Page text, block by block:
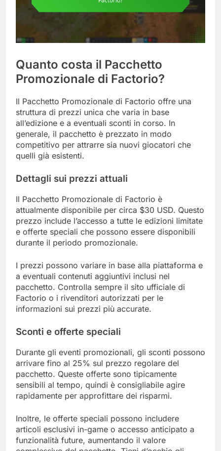
Quanto costa il Pacchetto
Promozionale di Factorio?
Il Pacchetto Promozionale di Factorio offre una
struttura di prezzi unica che varia in base
all’edizione e a eventuali sconti in corso. In
generale, il pacchetto è prezzato in modo
competitivo per attrarre sia nuovi giocatori che
quelli già esistenti.
Dettagli sui prezzi attuali
Il Pacchetto Promozionale di Factorio è
attualmente disponibile per circa $30 USD. Questo
prezzo include l’accesso a tutte le edizioni limitate
e offerte speciali che possono essere disponibili
durante il periodo promozionale.
I prezzi possono variare in base alla piattaforma e
a eventuali contenuti aggiuntivi inclusi nel
pacchetto. Controlla sempre il sito ufficiale di
Factorio o i rivenditori autorizzati per le
informazioni sui prezzi più accurate.
Sconti e offerte speciali
Durante gli eventi promozionali, gli sconti possono
arrivare fino al 25% sul prezzo regolare del
pacchetto. Queste offerte sono tipicamente
sensibili al tempo, quindi è consigliabile agire
rapidamente per approfittare dei risparmi.
Inoltre, le offerte speciali possono includere
articoli esclusivi in-game o accesso anticipato a
funzionalità future, aumentando il valore